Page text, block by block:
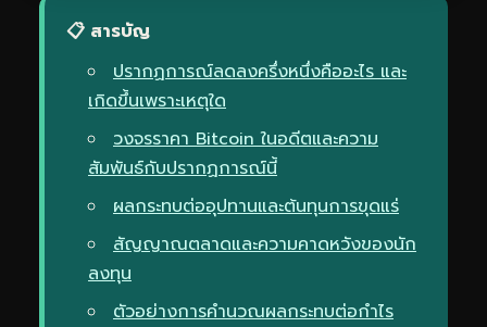
📋 สารบัญ
ปรากฏการณ์ลดลงครึ่งหนึ่งคืออะไร และ
เกิดขึ้นเพราะเหตุใด
วงจรราคา Bitcoin ในอดีตและความ
สัมพันธ์กับปรากฏการณ์นี้
ผลกระทบต่ออุปทานและต้นทุนการขุดแร่
สัญญาณตลาดและความคาดหวังของนัก
ลงทุน
ตัวอย่างการคำนวณผลกระทบต่อกำไร